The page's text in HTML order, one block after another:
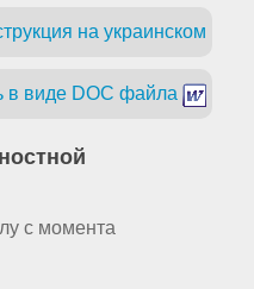
на украинском
в виде DOC файла
с момента